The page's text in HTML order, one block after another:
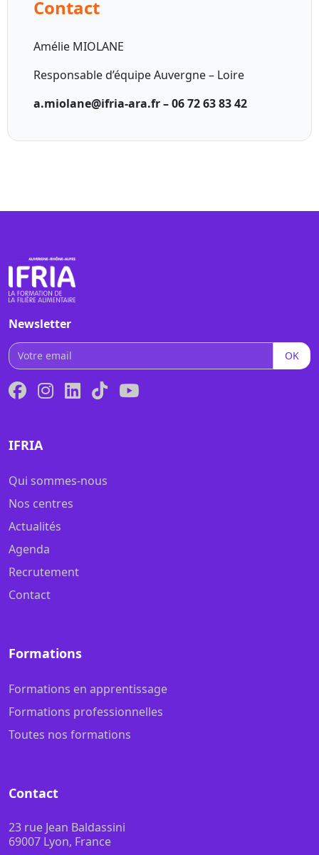
Contact
Amélie MIOLANE
Responsable d’équipe Auvergne – Loire
a.miolane@ifria-ara.fr –06 72 63 83 42
Newsletter
OK
IFRIA
Qui sommes-nous
Nos centres
Actualités
Agenda
Recrutement
Contact
Formations
Formations en apprentissage
Formations professionnelles
Toutes nos formations
Contact
23 rue Jean Baldassini
69007 Lyon, France